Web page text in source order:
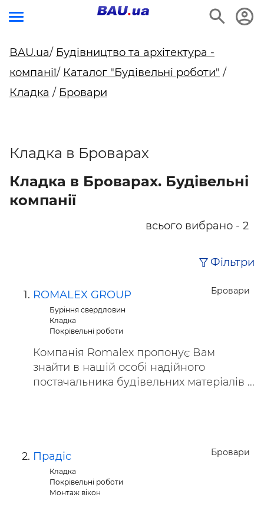
BAU.ua/ Будівництво та архітектура -
компанії/ Каталог "Будівельні роботи" /
Кладка / Бровари
Кладка в Броварах
Кладка в Броварах. Будівельні
компанії
всього вибрано - 2
Фільтри
Бровари
ROMALEX GROUP
Буріння свердловин
Кладка
Покрівельні роботи
Компанія Romalex пропонує Вам
знайти в нашій особі надійного
постачальника будівельних матеріалів ...
Бровари
Прадіс
Кладка
Покрівельні роботи
Монтаж вікон